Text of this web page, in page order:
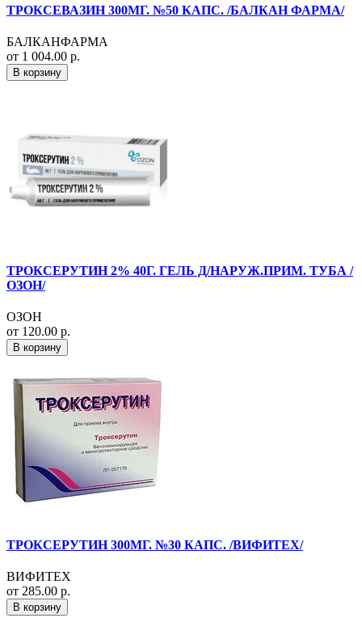
ТРОКСЕВАЗИН 300МГ. №50 КАПС. /БАЛКАН ФАРМА/
БАЛКАНФАРМА
от 1 004.00 р.
В корзину
ТРОКСЕРУТИН 2% 40Г. ГЕЛЬ Д/НАРУЖ.ПРИМ. ТУБА /
ОЗОН/
ОЗОН
от 120.00 р.
В корзину
ТРОКСЕРУТИН 300МГ. №30 КАПС. /ВИФИТЕХ/
ВИФИТЕХ
от 285.00 р.
В корзину